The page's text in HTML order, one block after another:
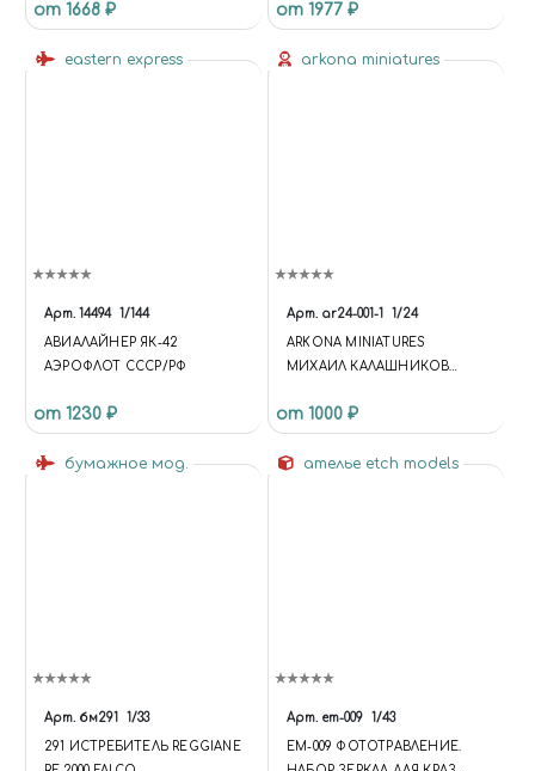
от 1668 ₽ от 1977 ₽
eastern express
Арт. 14494 1/144
АВИАЛАЙНЕР ЯК-42
АЭРОФЛОТ СССР/РФ
от 1230 ₽
arkona miniatures
Арт. ar24-001-1 1/24
ARKONA MINIATURES
МИХАИЛ КАЛАШНИКОВ
от 1000 ₽
бумажное мод.
Арт. бм291 1/33
291 ИСТРЕБИТЕЛЬ REGGIANE
ателье etch models
Арт. em-009 1/43
EM-009 ФОТОТРАВЛЕНИЕ.